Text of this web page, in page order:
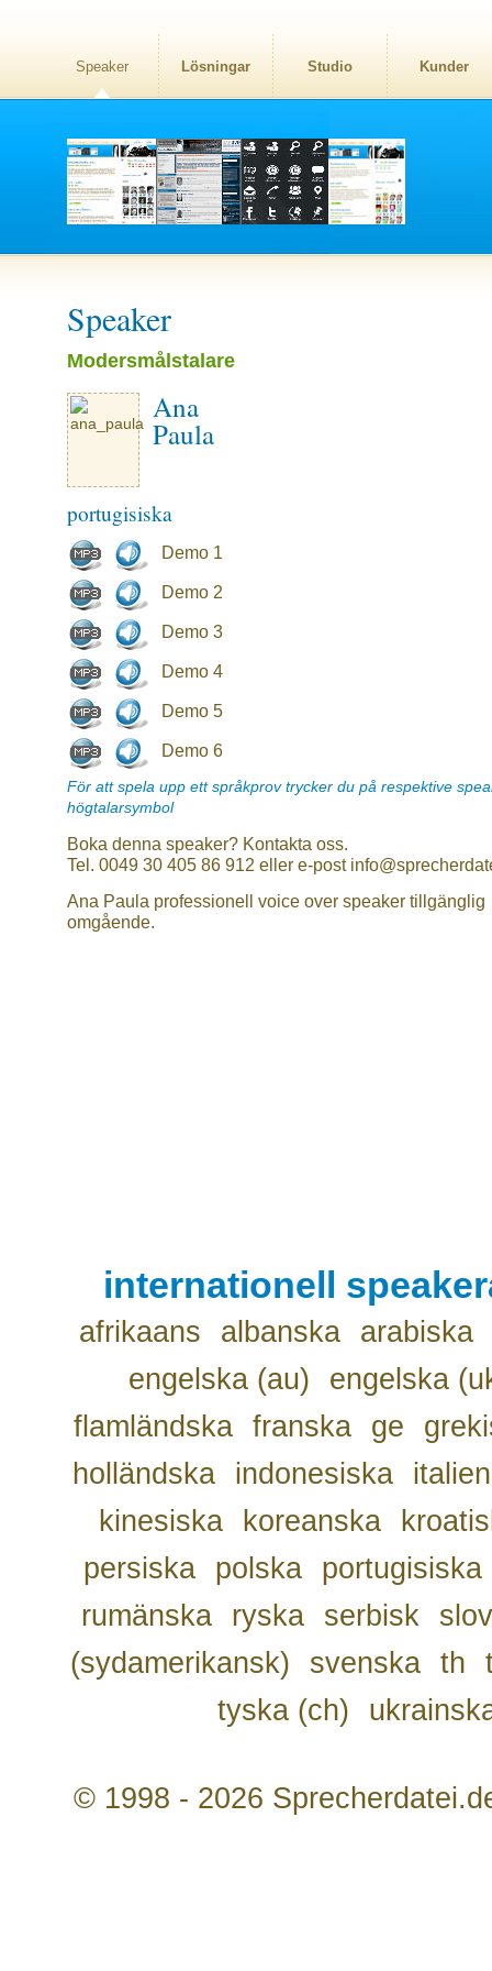
Speaker Lösningar Studio Kunder
Speaker
Modersmålstalare
Ana
Paula
portugisiska
Demo 1
Demo 2
Demo 3
Demo 4
Demo 5
Demo 6
För att spela upp ett språkprov trycker du på respektive
högtalarsymbol
Boka denna speaker? Kontakta oss.
Tel. 0049 30 405 86 912 eller e-post
Ana Paula professionell voice over speaker tillgänglig
omgående.
internationell
afrikaans albanska
arabiska
engelska (au)
engelska
flamländska franska ge
holländska
indonesiska
kinesiska
koreanska
persiska
polska
portugisiska
rumänska
ryska serbisk
(sydamerikansk)
svenska th
tyska (ch)
© 1998 - 2026